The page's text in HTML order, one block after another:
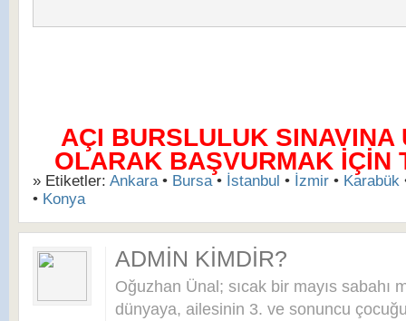
AÇI BURSLULUK SINAVINA
OLARAK BAŞVURMAK İÇİN
» Etiketler: Ankara• Bursa• İstanbul • İzmir • Karabük
• Konya
ADMIN KIMDIR?
Oğuzhan Ünal; sıcak bir mayıs sabahı
dünyaya, ailesinin 3. ve sonuncu